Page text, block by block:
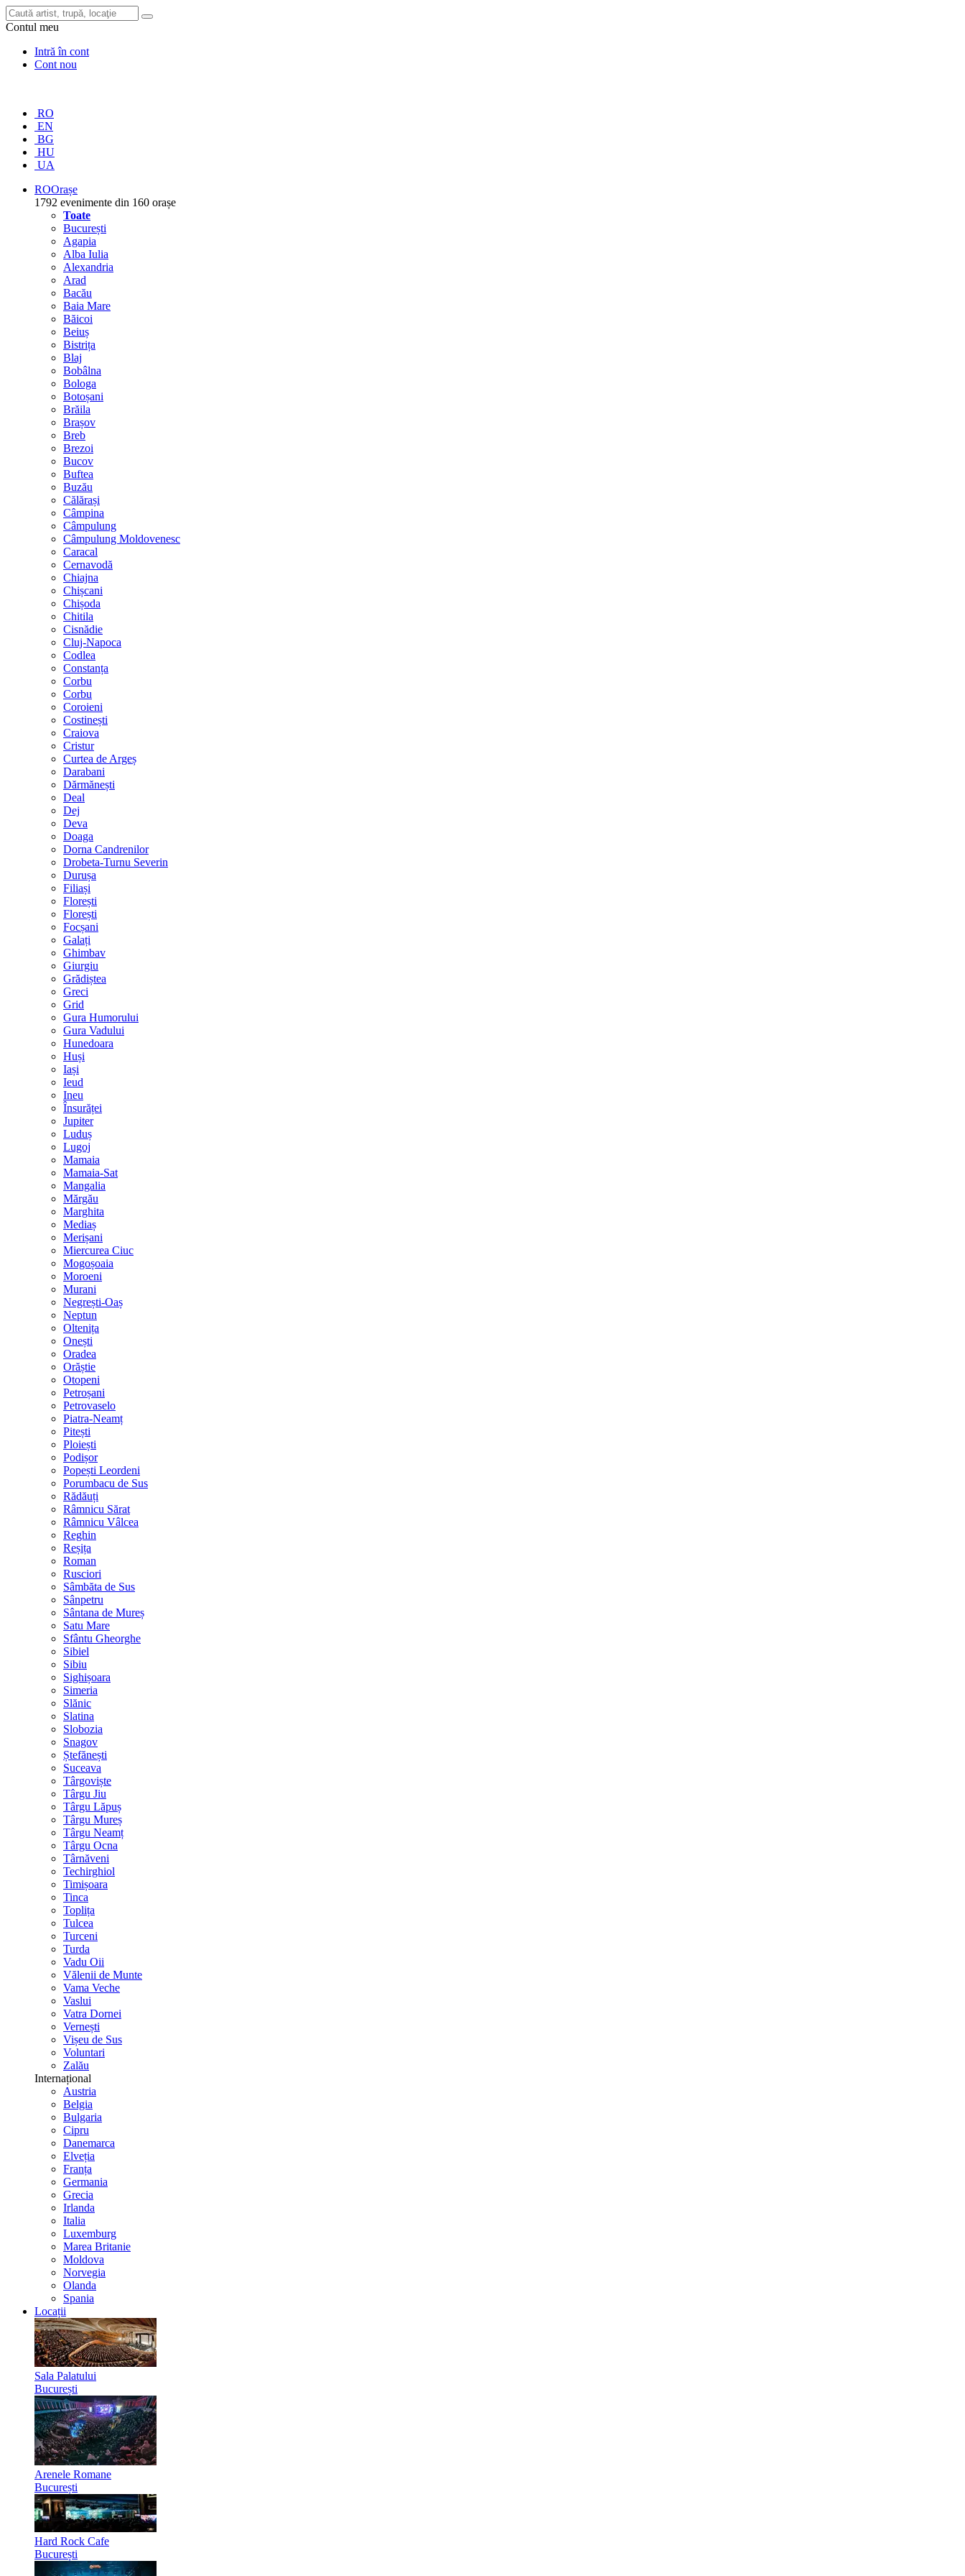
Contul meu
Intră în cont
Cont nou
RO
EN
BG
HU
UA
ROOrașe
1792 evenimente din 160 orașe
Toate
București
Agapia
Alba Iulia
Alexandria
Arad
Bacău
Baia Mare
Băicoi
Beiuș
Bistrița
Blaj
Bobâlna
Bologa
Botoșani
Brăila
Brașov
Breb
Brezoi
Bucov
Buftea
Buzău
Călărași
Câmpina
Câmpulung
Câmpulung Moldovenesc
Caracal
Cernavodă
Chiajna
Chișcani
Chișoda
Chitila
Cisnădie
Cluj-Napoca
Codlea
Constanța
Corbu
Corbu
Coroieni
Costinești
Craiova
Cristur
Curtea de Argeș
Darabani
Dărmănești
Deal
Dej
Deva
Doaga
Dorna Candrenilor
Drobeta-Turnu Severin
Durușa
Filiași
Florești
Florești
Focșani
Galați
Ghimbav
Giurgiu
Grădiștea
Greci
Grid
Gura Humorului
Gura Vadului
Hunedoara
Huși
Iași
Ieud
Ineu
Însurăței
Jupiter
Luduș
Lugoj
Mamaia
Mamaia-Sat
Mangalia
Mărgău
Marghita
Mediaș
Merișani
Miercurea Ciuc
Mogoșoaia
Moroeni
Murani
Negrești-Oaș
Neptun
Oltenița
Onești
Oradea
Orăștie
Otopeni
Petroșani
Petrovaselo
Piatra-Neamț
Pitești
Ploiești
Podișor
Popești Leordeni
Porumbacu de Sus
Rădăuți
Râmnicu Sărat
Râmnicu Vâlcea
Reghin
Reșița
Roman
Rusciori
Sâmbăta de Sus
Sânpetru
Sântana de Mureș
Satu Mare
Sfântu Gheorghe
Sibiel
Sibiu
Sighișoara
Simeria
Slănic
Slatina
Slobozia
Snagov
Ștefănești
Suceava
Târgoviște
Târgu Jiu
Târgu Lăpuș
Târgu Mureș
Târgu Neamț
Târgu Ocna
Târnăveni
Techirghiol
Timișoara
Tinca
Toplița
Tulcea
Turceni
Turda
Vadu Oii
Vălenii de Munte
Vama Veche
Vaslui
Vatra Dornei
Vernești
Vișeu de Sus
Voluntari
Zalău
Internațional
Austria
Belgia
Bulgaria
Cipru
Danemarca
Elveția
Franța
Germania
Grecia
Irlanda
Italia
Luxemburg
Marea Britanie
Moldova
Norvegia
Olanda
Spania
Locații
Sala Palatului
București
Arenele Romane
București
Hard Rock Cafe
București